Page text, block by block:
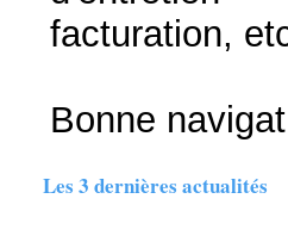
facturation,
Bonne
Les 3 dernières actualités